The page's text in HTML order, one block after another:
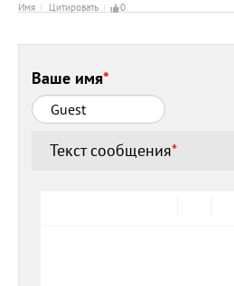
Имя Цитировать 0
Ваше имя*
Текст сообщения*